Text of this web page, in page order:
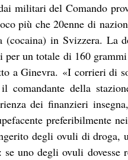
militari del Comando
più che 20enne di
in Svizzera. La
per un totale di 160
a Ginevra. «I corrieri di
comandante della
dei finanzieri
preferibilmente
degli ovuli di droga,
se uno degli ovuli